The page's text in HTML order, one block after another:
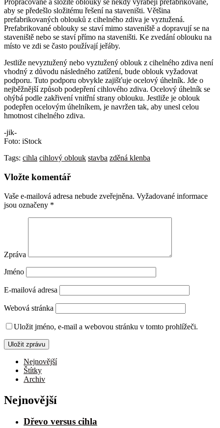
Propracované a složité oblouky se někdy vyrábějí prefabrikovaně,
aby se předešlo složitému řešení na staveništi. Většina
prefabrikovaných oblouků z cihelného zdiva je vyztužená.
Prefabrikované oblouky se staví mimo staveniště a dopravují se na
staveniště nebo se staví přímo na staveništi. Ke zvedání oblouku na
místo ve zdi se často používají jeřáby.
Jestliže nevyztužený nebo vyztužený oblouk z cihelného zdiva není
vhodný z důvodu následného zatížení, bude oblouk vyžadovat
podporu. Tuto podporu obvykle zajišťuje ocelový úhelník. Jde o
nejběžnější způsob podepření cihlového zdiva. Ocelový úhelník se
ohýbá podle zakřivení vnitřní strany oblouku. Jestliže je oblouk
podepřen ocelovým úhelníkem, je navržen tak, aby unesl celou
hmotnost cihelného zdiva.
-jik-
Foto: iStock
Tags: cihla cihlový oblouk stavba zděná klenba
Vložte komentář
Vaše e-mailová adresa nebude zveřejněna. Vyžadované informace
jsou označeny *
Zpráva
Jméno
E-mailová adresa
Webová stránka
Uložit jméno, e-mail a webovou stránku v tomto prohlížeči.
Nejnovější
Štítky
Archiv
Nejnovější
Dřevo versus cihla